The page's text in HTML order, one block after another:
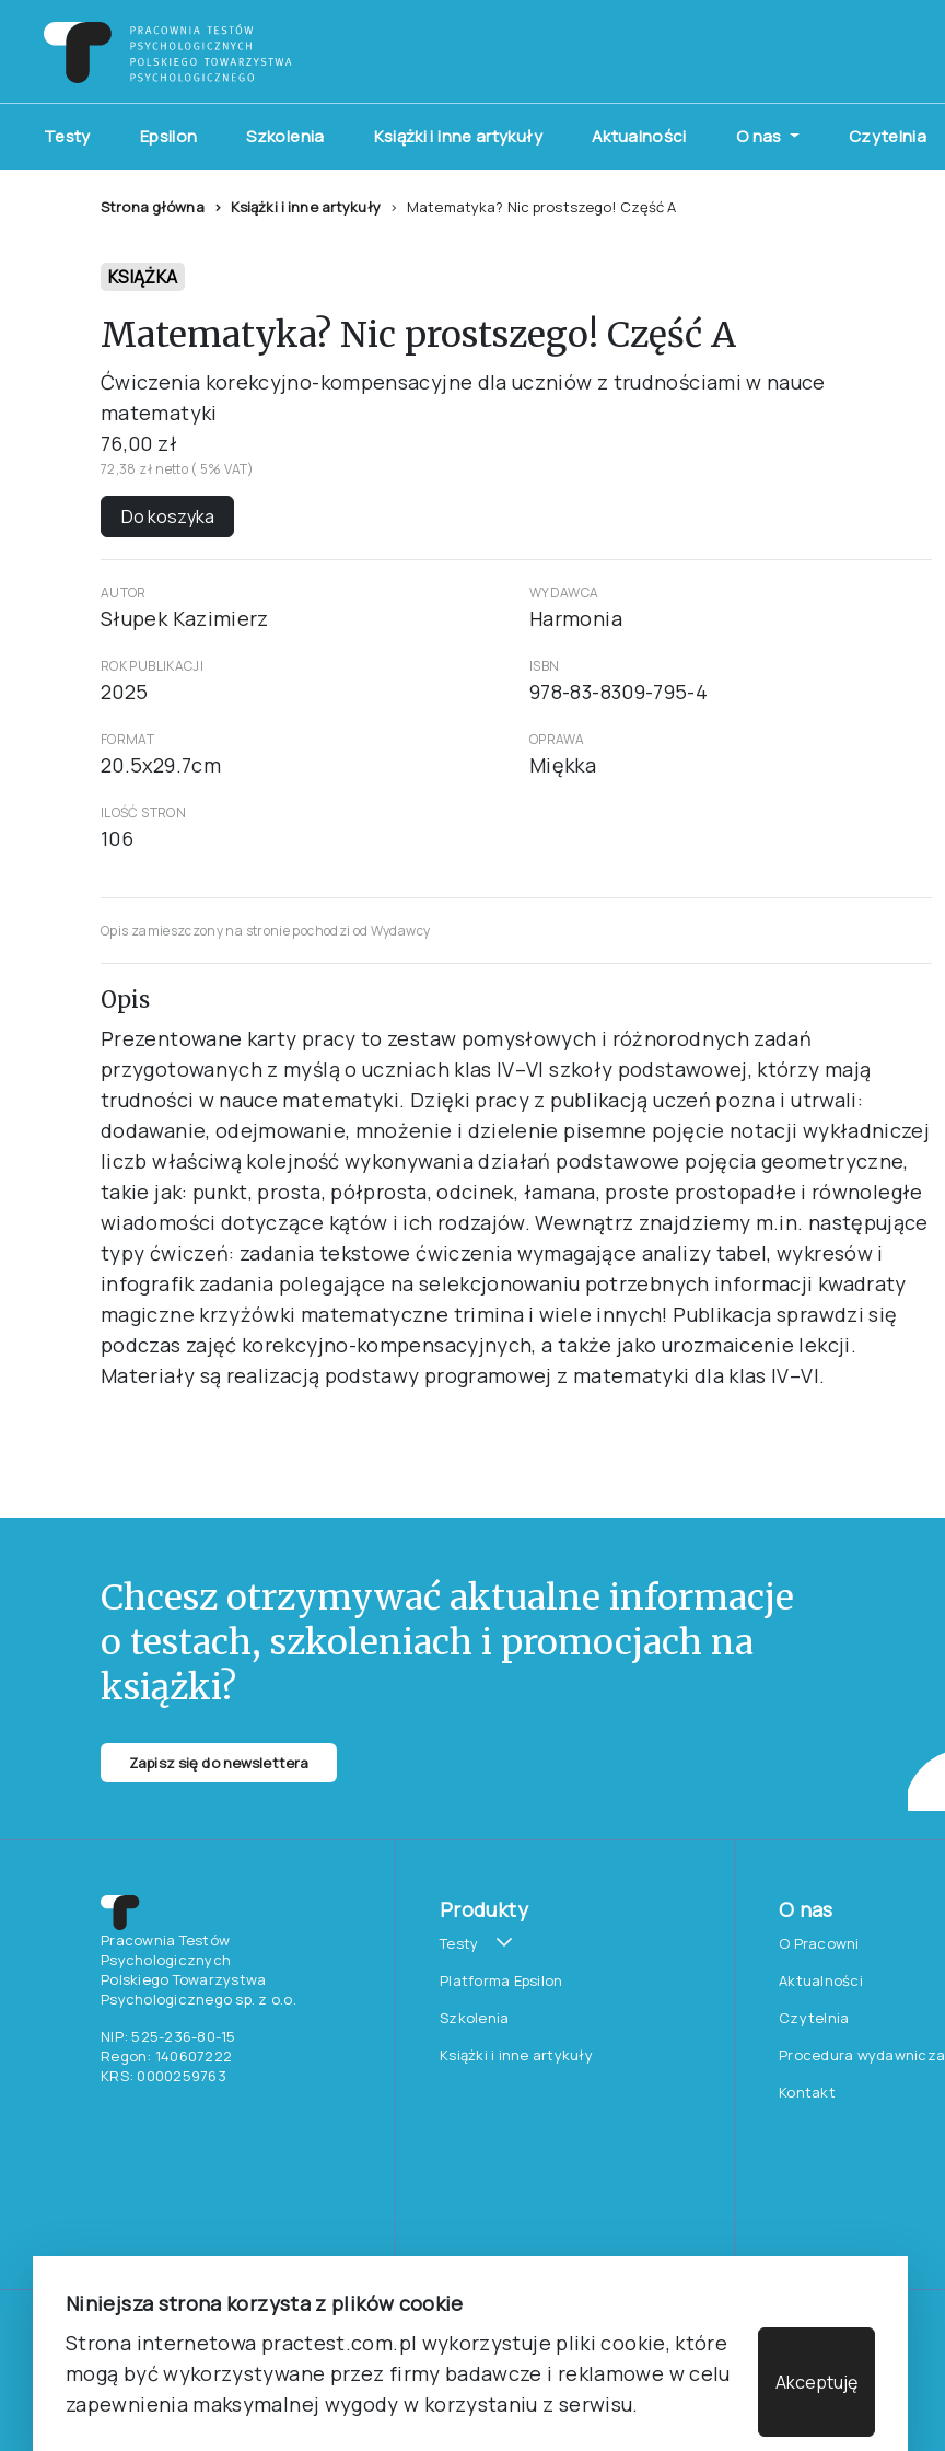
Niniejsza strona korzysta z plików cookie
Strona internetowa practest.com.pl wykorzystuje pliki cookie, które
mogą być wykorzystywane przez firmy badawcze i reklamowe w celu
zapewnienia maksymalnej wygody w korzystaniu z serwisu.
Akceptuję
Testy Epsilon Szkolenia Książki i inne artykuły Aktualności O nas Czytelnia
Strona główna Książki i inne artykuły Matematyka? Nic prostszego! Część A
KSIĄŻKA
Matematyka? Nic prostszego! Część A
Ćwiczenia korekcyjno-kompensacyjne dla uczniów z trudnościami w nauce
matematyki
76,00 zł
72,38 zł netto ( 5% VAT)
Do koszyka
AUTOR
Słupek Kazimierz
WYDAWCA
Harmonia
ROK PUBLIKACJI
2025
ISBN
978-83-8309-795-4
FORMAT
20.5x29.7cm
OPRAWA
Miękka
ILOŚĆ STRON
106
Opis zamieszczony na stronie pochodzi od Wydawcy
Opis
Prezentowane karty pracy to zestaw pomysłowych i różnorodnych zadań
przygotowanych z myślą o uczniach klas IV–VI szkoły podstawowej, którzy mają
trudności w nauce matematyki. Dzięki pracy z publikacją uczeń pozna i utrwali:
dodawanie, odejmowanie, mnożenie i dzielenie pisemne pojęcie notacji wykładniczej
liczb właściwą kolejność wykonywania działań podstawowe pojęcia geometryczne,
takie jak: punkt, prosta, półprosta, odcinek, łamana, proste prostopadłe i równoległe
wiadomości dotyczące kątów i ich rodzajów. Wewnątrz znajdziemy m.in. następujące
typy ćwiczeń: zadania tekstowe ćwiczenia wymagające analizy tabel, wykresów i
infografik zadania polegające na selekcjonowaniu potrzebnych informacji kwadraty
magiczne krzyżówki matematyczne trimina i wiele innych! Publikacja sprawdzi się
podczas zajęć korekcyjno-kompensacyjnych, a także jako urozmaicenie lekcji.
Materiały są realizacją podstawy programowej z matematyki dla klas IV–VI.
Chcesz otrzymywać aktualne informacje
o testach, szkoleniach i promocjach na
książki?
Zapisz się do newslettera
Pracownia Testów
Psychologicznych
Polskiego Towarzystwa
Psychologicznego sp. z o.o.
NIP: 525-236-80-15
Regon: 140607222
KRS: 0000259763
Produkty
Testy
Platforma Epsilon
Szkolenia
Książki i inne artykuły
O nas
O Pracowni
Aktualności
Czytelnia
Procedura wydawnicza
Kontakt
2026
Pracownia Testów Psychologicznych Polskiego Towarzystwa Psychologicznego sp. z o.o.
Wszelkie prawa zastrzeżone.
Regulamin Polityka prywantości